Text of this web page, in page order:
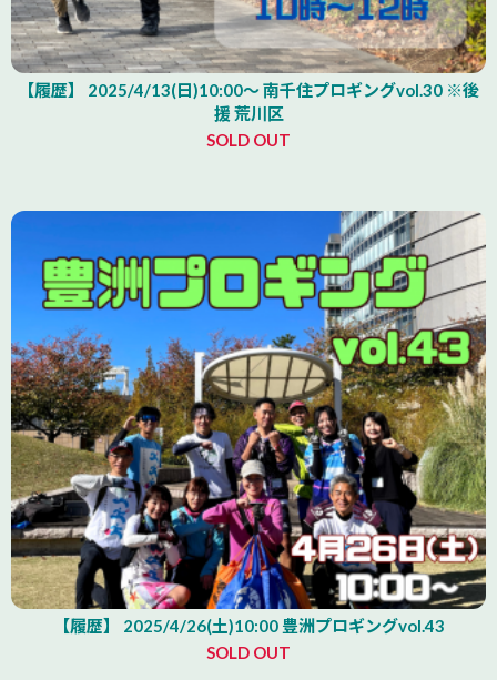
【履歴】 2025/4/13(日)10:00～ 南千住プロギングvol.30 ※後
援 荒川区
SOLD OUT
【履歴】 2025/4/26(土)10:00 豊洲プロギングvol.43
SOLD OUT